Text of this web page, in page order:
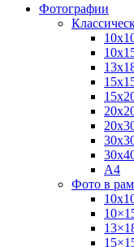
Фотографии
А4
Фото в